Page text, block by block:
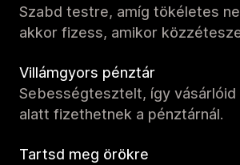
Szabd testre, amíg tökéletes
akkor fizess, amikor
Villámgyors pénztár
Sebességtesztelt, így vásárlóid
alatt fizethetnek a pénztárnál.
Tartsd meg örökre